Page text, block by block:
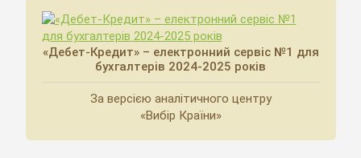
«Дебет-Кредит» – електронний сервіс №1 для
бухгалтерів 2024-2025 років
За версією аналітичного центру
«Вибір Країни»